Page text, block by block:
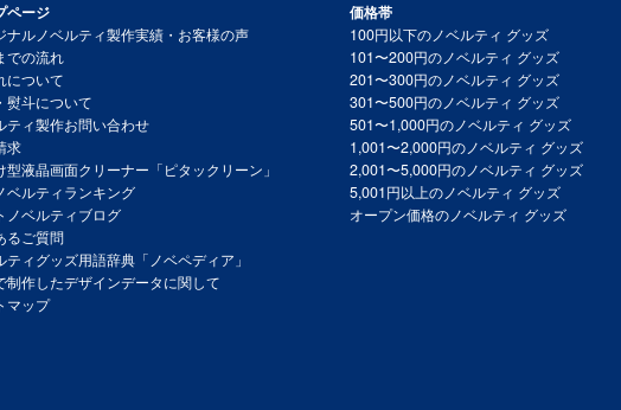
ページ
ナルノベルティ製作実績・お客様の声
での流れ
について
熨斗について
ティ製作お問い合わせ
求
型液晶画面クリーナー「ピタックリーン」
ベルティランキング
ノベルティブログ
るご質問
ティグッズ用語辞典「ノベペディア」
制作したデザインデータに関して
マップ
価格帯
100円以下のノベルティ グッズ
101〜200円のノベルティ グッズ
201〜300円のノベルティ グッズ
301〜500円のノベルティ グッズ
501〜1,000円のノベルティ グッズ
1,001〜2,000円のノベルティ グッズ
2,001〜5,000円のノベルティ グッズ
5,001円以上のノベルティ グッズ
オープン価格のノベルティ グッズ